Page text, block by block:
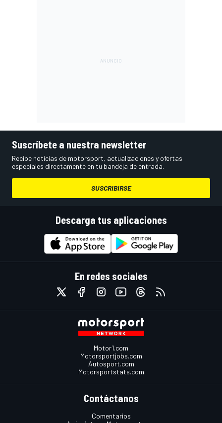
Suscríbete a nuestra newsletter
Recibe noticias de motorsport, actualizaciones y ofertas
especiales directamente en tu bandeja de entrada.
SUSCRIBIRSE
Descarga tus aplicaciones
En redes sociales
Motor1.com
Motorsportjobs.com
Autosport.com
Motorsportstats.com
Contáctanos
Comentarios